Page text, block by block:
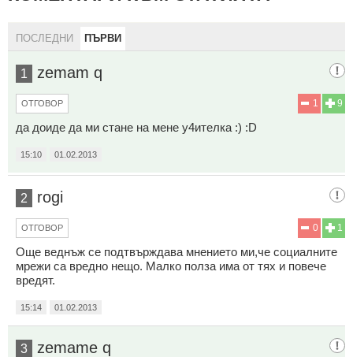
ПОСЛЕДНИ ПЪРВИ
1 zemam q
9
1
ОТГОВОР
да доиде да ми стане на мене у4ителка :) :D
15:10 01.02.2013
2 rogi
1
0
ОТГОВОР
Още веднъж се подтвърждава мнението ми,че социалните
мрежи са вредно нещо. Малко полза има от тях и повече
вредят.
15:14 01.02.2013
3 zemame q